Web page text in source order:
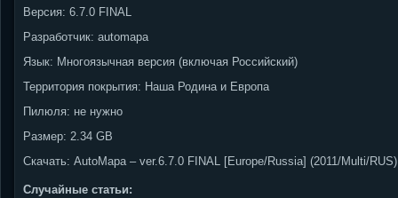
Версия: 6.7.0 FINAL
Разработчик: automapa
Язык: Многоязычная версия (включая Российский)
Территория покрытия: Наша Родина и Европа
Пилюля: не нужно
Размер: 2.34 GB
Скачать: AutoMapa – ver.6.7.0 FINAL [Europe/Russia] (2011/Multi/
Случайные статьи: